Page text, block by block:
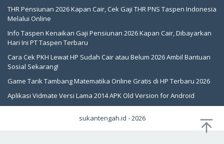
THR Pensiunan 2026 Kapan Cair, Cek Gaji THR PNS Taspen Indonesia
Melalui Online
Info Taspen Kenaikan Gaji Pensiunan 2026 Kapan Cair, Dibayarkan
Hari Ini PT Taspen Terbaru
Cara Cek PKH Lewat HP Sudah Cair atau Belum 2026 Ambil Bantuan
Sosial Sekarang!
Game Tarik Tambang Matematika Online Gratis di HP Terbaru 2026
Aplikasi Vidmate Versi Lama 2014 APK Old Version for Android
sukantengah.id - 2026